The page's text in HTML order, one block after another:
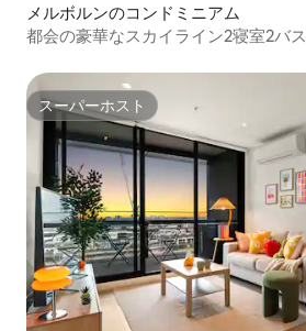
メルボルンのコンドミニアム
都会の豪華なスカイライン2寝室2バ
スーパーホスト
スーパーホスト